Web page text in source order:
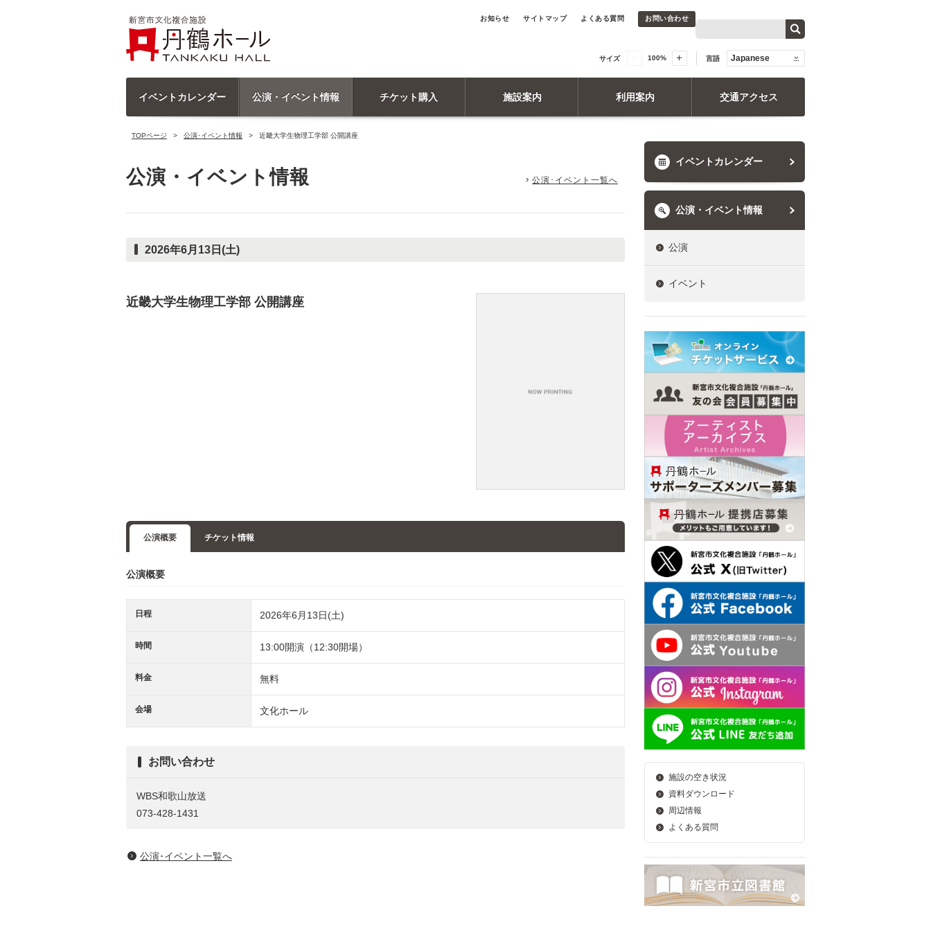
お知らせ サイトマップ よくある質問 お問い合わせ
サイズ 100% 言語 Japanese
イベントカレンダー 公演・イベント情報 チケット購入 施設案内 利用案内 交通アクセス
TOPページ 公演･イベント情報 近畿大学生物理工学部 公開講座
公演・イベント情報 公演･イベント一覧へ
2026年6月13日(土)
近畿大学生物理工学部 公開講座
公演概要 チケット情報
公演概要
日程 2026年6月13日(土)
時間 13:00開演（12:30開場）
料金 無料
会場 文化ホール
お問い合わせ
WBS和歌山放送
073-428-1431
公演･イベント一覧へ
イベントカレンダー
公演・イベント情報
公演
イベント
施設の空き状況
資料ダウンロード
周辺情報
よくある質問